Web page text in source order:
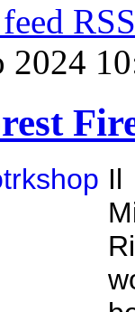
RSS
2024
Il